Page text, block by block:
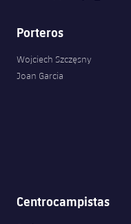
Porteros
Wojciech Szczęsny
Joan Garcia
Centrocampistas